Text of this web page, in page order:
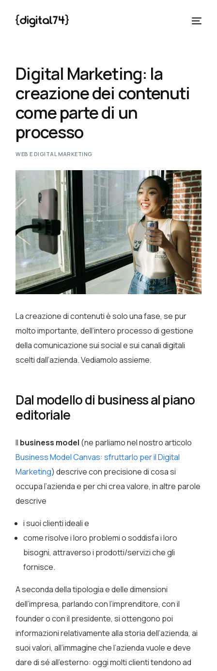
Digital Marketing: la
creazione dei contenuti
come parte di un
processo
WEB E DIGITAL MARKETING
La creazione di contenuti è solo una fase, se pur
molto importante, dell’intero processo di gestione
della comunicazione sui social e sui canali digitali
scelti dall’azienda. Vediamolo assieme.
Dal modello di business al piano
editoriale
Il business model (ne parliamo nel nostro articolo
Business Model Canvas: sfruttarlo per il Digital
Marketing) descrive con precisione di cosa si
occupa l’azienda e per chi crea valore, in altre parole
descrive
i suoi clienti ideali e
come risolve i loro problemi o soddisfa i loro
bisogni, attraverso i prodotti/servizi che gli
fornisce.
A seconda della tipologia e delle dimensioni
dell’impresa, parlando con l’imprenditore, con il
founder o con il presidente, si ottengono poi
informazioni relativamente alla storia dell’azienda, ai
suoi valori, all’immagine che l’azienda vuole e deve
dare di sé all’esterno: oggi molti clienti tendono ad